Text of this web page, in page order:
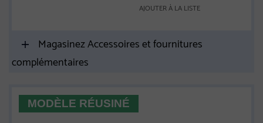
AJOUTER À LA LISTE
Magasinez Accessoires et fournitures
complémentaires
MODÈLE RÉUSINÉ